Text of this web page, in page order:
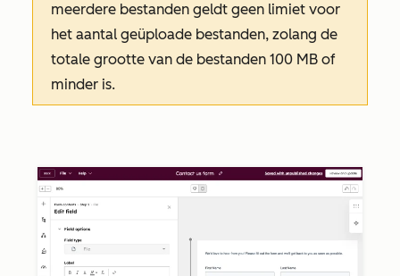
meerdere bestanden geldt geen limiet voor
het aantal geüploade bestanden, zolang de
totale grootte van de bestanden 100 MB of
minder is.